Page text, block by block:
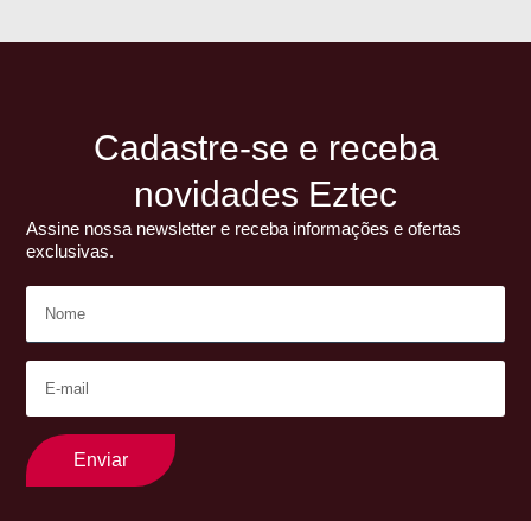
Cadastre-se e receba
novidades Eztec
Assine nossa newsletter e receba informações e ofertas
exclusivas.
Enviar